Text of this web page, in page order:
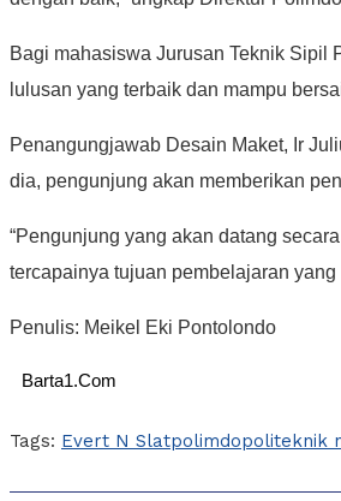
Bagi mahasiswa Jurusan Teknik Sipil
lulusan yang terbaik dan mampu
Penangungjawab Desain Maket, Ir
dia, pengunjung akan memberikan
“Pengunjung yang akan datang
tercapainya tujuan pembelajaran
Penulis: Meikel Eki Pontolondo
Barta1.Com
Tags: Evert N Slatpolimdopoliteknik